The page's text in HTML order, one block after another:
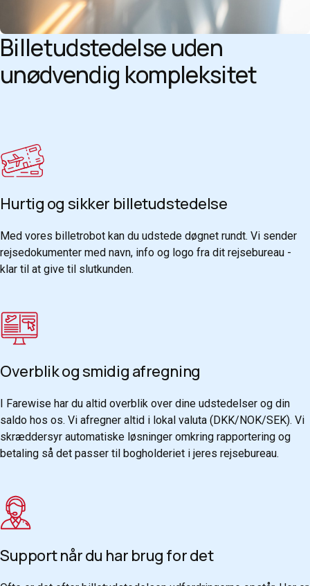
Billetudstedelse uden
unødvendig kompleksitet
Hurtig og sikker billetudstedelse
Med vores billetrobot kan du udstede døgnet rundt. Vi sender
rejsedokumenter med navn, info og logo fra dit rejsebureau -
klar til at give til slutkunden.
Overblik og smidig afregning
I Farewise har du altid overblik over dine udstedelser og din
saldo hos os. Vi afregner altid i lokal valuta (DKK/NOK/SEK). Vi
skræddersyr automatiske løsninger omkring rapportering og
betaling så det passer til bogholderiet i jeres rejsebureau.
Support når du har brug for det